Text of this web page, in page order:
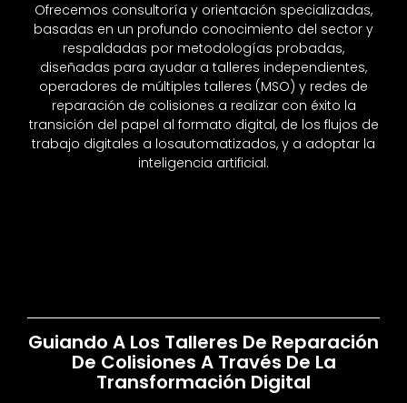
Ofrecemos consultoría y orientación specializadas,
basadas en un profundo conocimiento del sector y
respaldadas por metodologías probadas,
diseñadas para ayudar a talleres independientes,
operadores de múltiples talleres (MSO) y redes de
reparación de colisiones a realizar con éxito la
transición del papel al formato digital, de los flujos de
trabajo digitales a losautomatizados, y a adoptar la
inteligencia artificial.
Guiando A Los Talleres De Reparación
De Colisiones A Través De La
Transformación Digital